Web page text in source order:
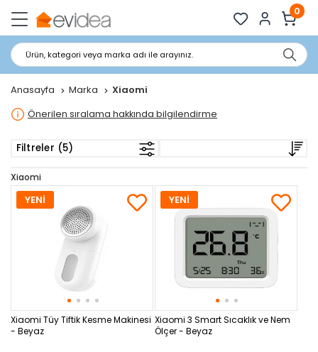
0
Ürün, kategori veya marka adı ile arayınız.
Anasayfa Marka Xiaomi
Önerilen sıralama hakkında bilgilendirme
Filtreler (5)
Xiaomi
Xiaomi Tüy Tiftik Kesme Makinesi
- Beyaz
YENİ
Xiaomi 3 Smart Sıcaklık ve Nem
Ölçer - Beyaz
YENİ